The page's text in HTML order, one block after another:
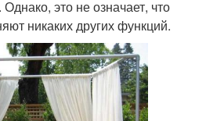
это не означает, что
никаких других функций.